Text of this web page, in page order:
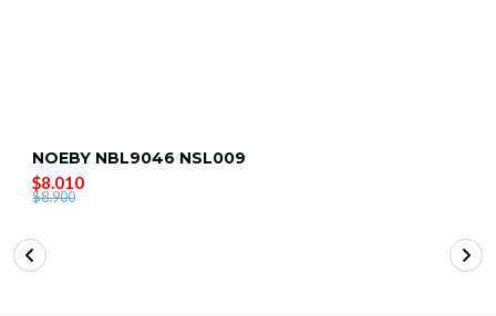
NOEBY NBL9046 NSL009
$8.010
$8.900